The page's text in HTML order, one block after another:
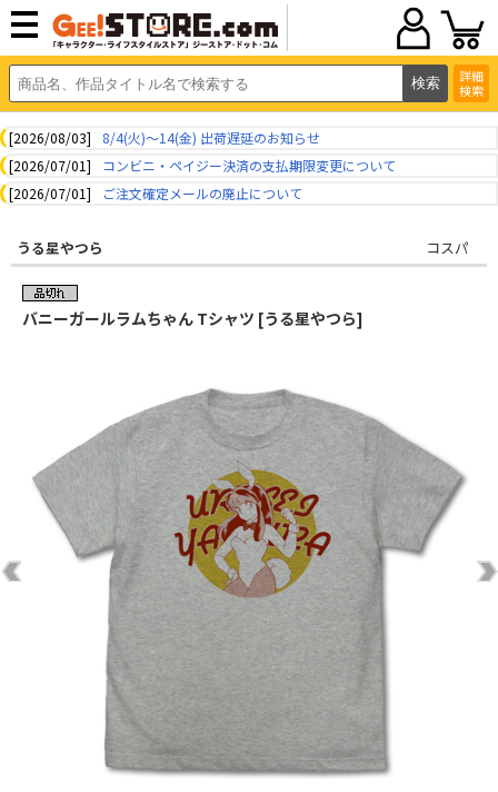
詳細
検索
[2026/08/03]
8/4(火)～14(金) 出荷遅延のお知らせ
[2026/07/01]
コンビニ・ペイジー決済の支払期限変更について
[2026/07/01]
ご注文確定メールの廃止について
うる星やつら コスパ
バニーガールラムちゃん Tシャツ [うる星やつら]